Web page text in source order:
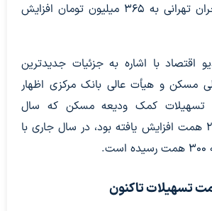
مسکن برای مستأجران تهرانی به ۳۶۵ میلیون تومان افزایش
اقتصاد با اشاره به جزئیات جدیدترین
مسکن و هیأت عالی بانک مرکزی اظهار
کمک ودیعه مسکن که سال
گذشته از ۸۰ به ۲۰۰ همت افزایش یافته بود، در سال جاری با